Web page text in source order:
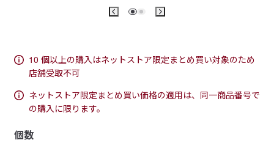
10 個以上の購入はネットストア限定まとめ買い対象のため
店舗受取不可
ネットストア限定まとめ買い価格の適用は、同一商品番号で
の購入に限ります。
個数